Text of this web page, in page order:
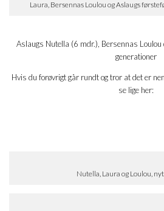
Laura, Bersennas Loulou og Aslaugs
Aslaugs Nutella (6 mdr.), Bersennas
generationer
Hvis du forøvrigt går rundt og tror at det er
se lige her:
Nutella, Laura og Loulou,